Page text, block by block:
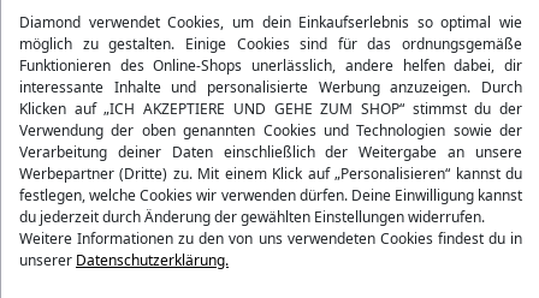
Produktdetails
Bewertungen
Versandmethoden
Diamond verwendet Cookies, um dein Einkaufserlebnis so optimal wie
möglich zu gestalten. Einige Cookies sind für das ordnungsgemäße
Funktionieren des Online-Shops unerlässlich, andere helfen dabei, dir
interessante Inhalte und personalisierte Werbung anzuzeigen. Durch
Klicken auf „ICH AKZEPTIERE UND GEHE ZUM SHOP“ stimmst du der
Verwendung der oben genannten Cookies und Technologien sowie der
Verarbeitung deiner Daten einschließlich der Weitergabe an unsere
Werbepartner (Dritte) zu. Mit einem Klick auf „Personalisieren“ kannst du
festlegen, welche Cookies wir verwenden dürfen. Deine Einwilligung kannst
du jederzeit durch Änderung der gewählten Einstellungen widerrufen.
Weitere Informationen zu den von uns verwendeten Cookies findest du in
unserer Datenschutzerklärung.